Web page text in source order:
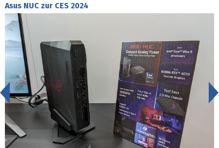
Asus NUC zur CES 2024
<